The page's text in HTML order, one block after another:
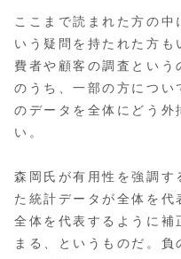
ここまで読まれた方の中
いう疑問を持たれた方も
費者や顧客の調査とい
のうち、一部の方につい
のデータを全体にどう外
い。
森岡氏が有用性を強調す
た統計データが全体を代
全体を代表するように補
まる、というものだ。負